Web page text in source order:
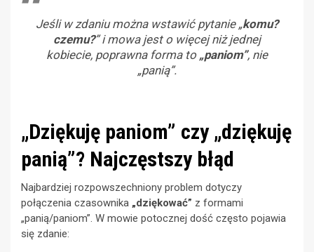
Jeśli w zdaniu można wstawić pytanie „komu?
czemu?” i mowa jest o więcej niż jednej
kobiecie, poprawna forma to „paniom”, nie
„panią”.
„Dziękuję paniom” czy „dziękuję
panią”? Najczęstszy błąd
Najbardziej rozpowszechniony problem dotyczy
połączenia czasownika „dziękować” z formami
„panią/paniom”. W mowie potocznej dość często pojawia
się zdanie: